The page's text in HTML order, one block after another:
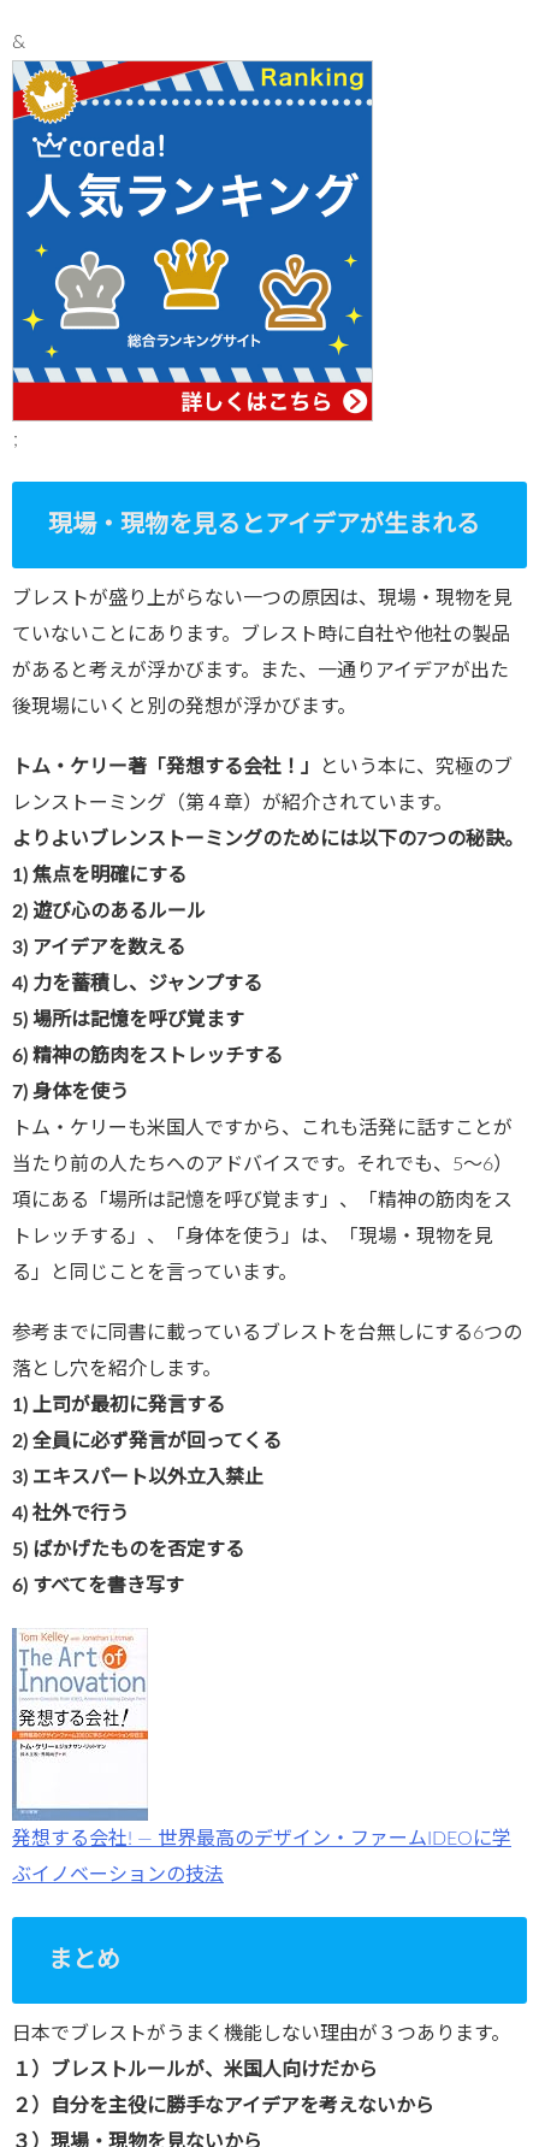
&
;
現場・現物を見るとアイデアが生まれる
ブレストが盛り上がらない一つの原因は、現場・現物を見
ていないことにあります。ブレスト時に自社や他社の製品
があると考えが浮かびます。また、一通りアイデアが出た
後現場にいくと別の発想が浮かびます。
トム・ケリー著「発想する会社！」
という本に、究極のブ
レンストーミング（第４章）が紹介されています。
よりよいブレンストーミングのためには以下の7つの秘訣。
1) 焦点を明確にする
2) 遊び心のあるルール
3) アイデアを数える
4) 力を蓄積し、ジャンプする
5) 場所は記憶を呼び覚ます
6) 精神の筋肉をストレッチする
7) 身体を使う
トム・ケリーも米国人ですから、これも活発に話すことが
当たり前の人たちへのアドバイスです。それでも、5～6）
項にある「場所は記憶を呼び覚ます」、「精神の筋肉をス
トレッチする」、「身体を使う」は、「現場・現物を見
る」と同じことを言っています。
参考までに同書に載っているブレストを台無しにする6つの
落とし穴を紹介します。
1) 上司が最初に発言する
2) 全員に必ず発言が回ってくる
3) エキスパート以外立入禁止
4) 社外で行う
5) ばかげたものを否定する
6) すべてを書き写す
発想する会社! ― 世界最高のデザイン・ファームIDEOに学
ぶイノベーションの技法
まとめ
日本でブレストがうまく機能しない理由が３つあります。
１）ブレストルールが、米国人向けだから
２）自分を主役に勝手なアイデアを考えないから
３）現場・現物を見ないから